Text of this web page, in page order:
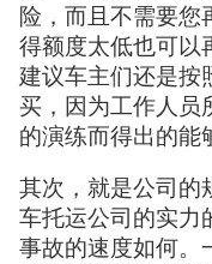
险，而且不需要您
得额度太低也可以
建议车主们还是按
买，因为工作人员
的演练而得出的能
其次，就是公司的
车托运公司的实力
事故的速度如何。